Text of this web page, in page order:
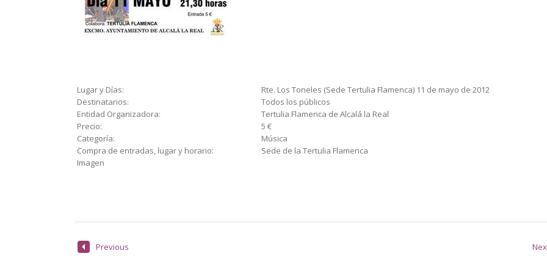
Lugar y Días:
Rte. Los Toneles (Sede Tertulia Flamenca) 11 de mayo de 2012
Destinatarios:
Todos los públicos
Entidad Organizadora:
Tertulia Flamenca de Alcalá la Real
Precio:
5 €
Categoría:
Música
Compra de entradas, lugar y horario:
Sede de la Tertulia Flamenca
Imagen
Previous